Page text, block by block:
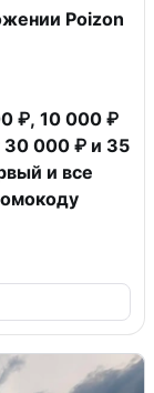
Poizon
₽, 10 000 ₽
30 000 ₽ и 35
и все